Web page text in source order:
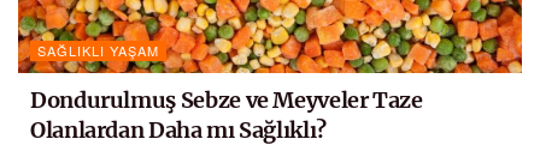
SAĞLIKLI YAŞAM
Dondurulmuş Sebze ve Meyveler Taze
Olanlardan Daha mı Sağlıklı?